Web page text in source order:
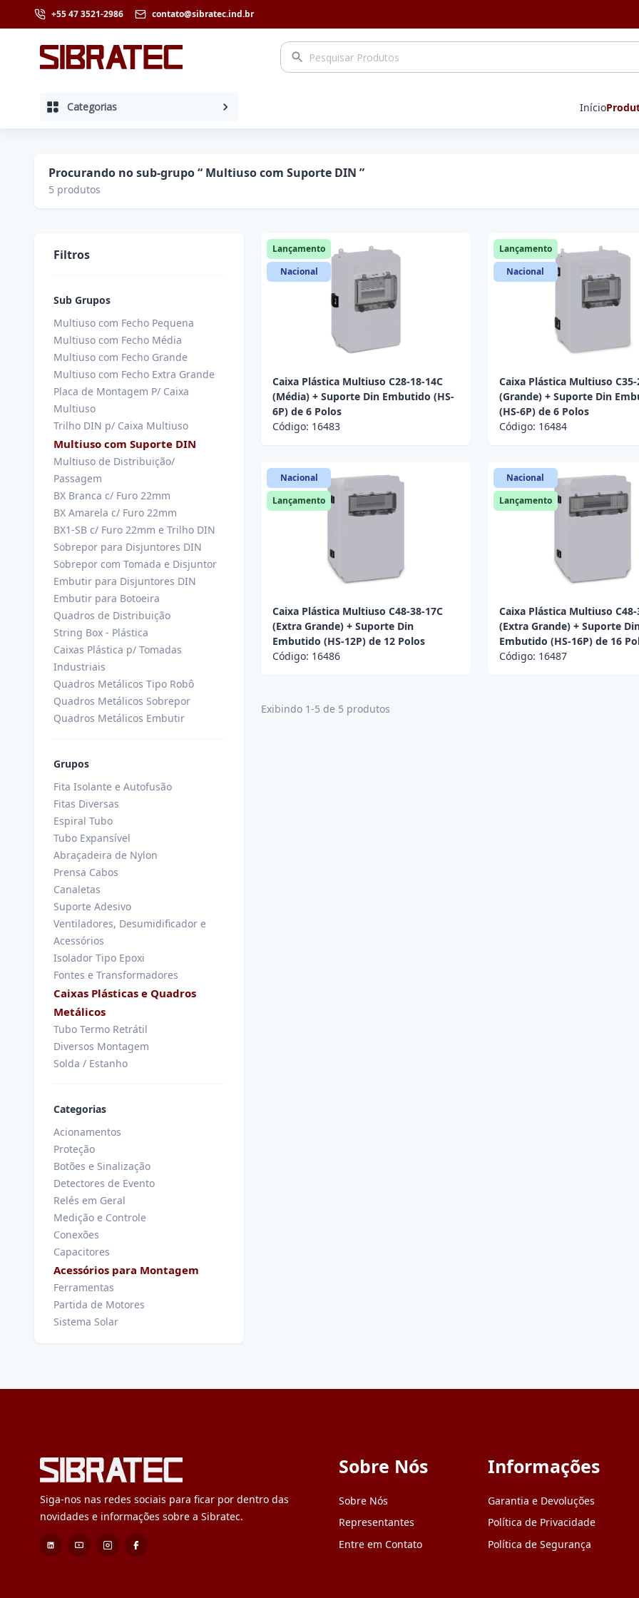
+55 47 3521-2986 contato@sibratec.ind.br
Categorias Início
Procurando no sub-grupo “ Multiuso com Suporte DIN ”
5 produtos
Filtros
Sub Grupos
Multiuso com Fecho Pequena
Multiuso com Fecho Média
Multiuso com Fecho Grande
Multiuso com Fecho Extra Grande
Placa de Montagem P/ Caixa
Multiuso
Trilho DIN p/ Caixa Multiuso
Multiuso com Suporte DIN
Multiuso de Distribuição/
Passagem
BX Branca c/ Furo 22mm
BX Amarela c/ Furo 22mm
BX1-SB c/ Furo 22mm e Trilho DIN
Sobrepor para Disjuntores DIN
Sobrepor com Tomada e Disjuntor
Embutir para Disjuntores DIN
Embutir para Botoeira
Quadros de Distribuição
String Box - Plástica
Caixas Plástica p/ Tomadas
Industriais
Quadros Metálicos Tipo Robô
Quadros Metálicos Sobrepor
Quadros Metálicos Embutir
Grupos
Fita Isolante e Autofusão
Fitas Diversas
Espiral Tubo
Tubo Expansível
Abraçadeira de Nylon
Prensa Cabos
Canaletas
Suporte Adesivo
Ventiladores, Desumidificador e
Acessórios
Isolador Tipo Epoxi
Fontes e Transformadores
Caixas Plásticas e Quadros
Metálicos
Tubo Termo Retrátil
Diversos Montagem
Solda / Estanho
Categorias
Acionamentos
Proteção
Botões e Sinalização
Detectores de Evento
Relés em Geral
Medição e Controle
Conexões
Capacitores
Acessórios para Montagem
Ferramentas
Partida de Motores
Sistema Solar
Lançamento
Nacional
Caixa Plástica Multiuso C28-18-14C
(Média) + Suporte Din Embutido (HS-
6P) de 6 Polos
Código: 16483
Lançamento
Nacional
Caixa Plástica Multiuso C35-
(Grande) + Suporte Din
(HS-6P) de 6 Polos
Código: 16484
Nacional
Lançamento
Caixa Plástica Multiuso C48-38-17C
(Extra Grande) + Suporte Din
Embutido (HS-12P) de 12 Polos
Código: 16486
Nacional
Lançamento
Caixa Plástica Multiuso C48-
(Extra Grande) + Suporte
Embutido (HS-16P) de 16
Código: 16487
Exibindo 1-5 de 5 produtos
Siga-nos nas redes sociais para ficar por dentro das
novidades e informações sobre a Sibratec.
Sobre Nós
Sobre Nós
Representantes
Entre em Contato
Informações
Garantia e Devoluções
Política de Privacidade
Política de Segurança